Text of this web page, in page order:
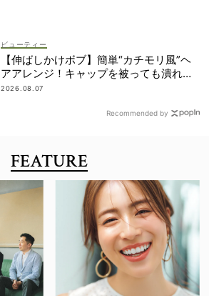
ビューティー
【伸ばしかけボブ】簡単“カチモリ風”ヘ
アアレンジ！キャップを被っても潰れな
い
2026.08.07
Recommended by
FEATURE